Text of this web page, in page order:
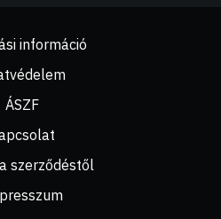
információ
ÁSZF
szerződéstől